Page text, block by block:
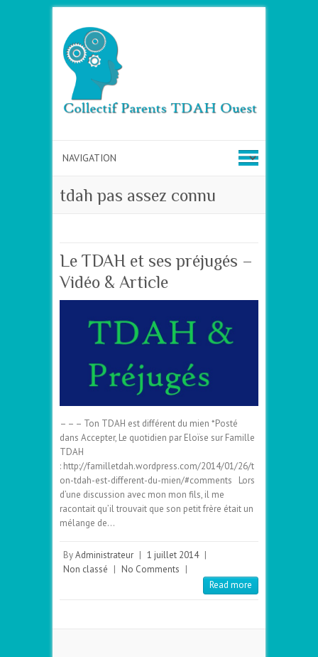
tdah pas assez connu
Le TDAH et ses préjugés –
Vidéo & Article
– – – Ton TDAH est différent du mien *Posté
dans Accepter, Le quotidien par Eloïse sur Famille
TDAH
: http://familletdah.wordpress.com/2014/01/26/t
on-tdah-est-different-du-mien/#comments Lors
d’une discussion avec mon mon fils, il me
racontait qu’il trouvait que son petit frère était un
mélange de…
ByAdministrateur | 1 juillet 2014 |
Non classé | No Comments |
Read more